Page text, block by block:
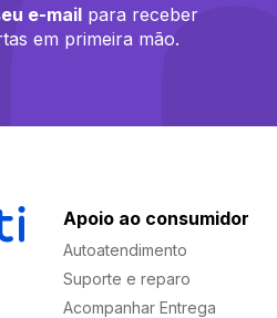
e-mail para receber
em primeira mão.
Apoio ao consumidor
Autoatendimento
Suporte e reparo
Acompanhar Entrega